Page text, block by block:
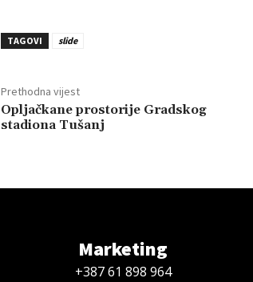
TAGOVI slide
Prethodna vijest
Opljačkane prostorije Gradskog
stadiona Tušanj
Marketing
+387 61 898 964